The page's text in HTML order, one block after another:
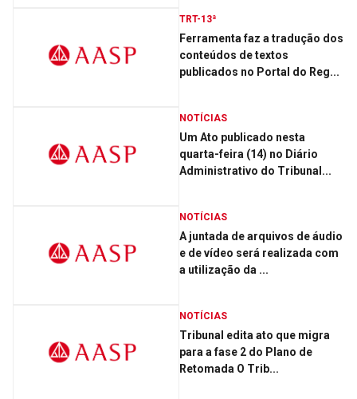
TRT-13ª
Ferramenta faz a tradução dos
conteúdos de textos
publicados no Portal do Reg...
NOTÍCIAS
Um Ato publicado nesta
quarta-feira (14) no Diário
Administrativo do Tribunal...
NOTÍCIAS
A juntada de arquivos de áudio
e de vídeo será realizada com
a utilização da ...
NOTÍCIAS
Tribunal edita ato que migra
para a fase 2 do Plano de
Retomada O Trib...